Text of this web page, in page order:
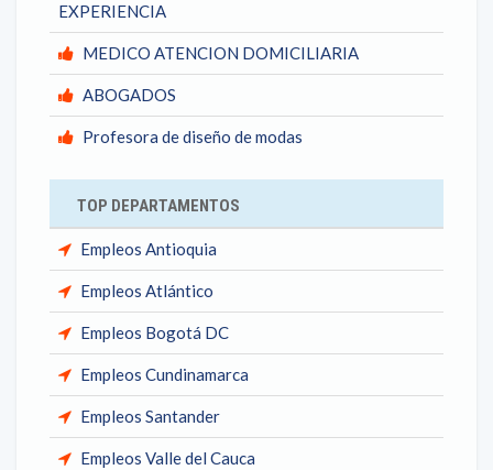
EXPERIENCIA
MEDICO ATENCION DOMICILIARIA
ABOGADOS
Profesora de diseño de modas
TOP DEPARTAMENTOS
Empleos Antioquia
Empleos Atlántico
Empleos Bogotá DC
Empleos Cundinamarca
Empleos Santander
Empleos Valle del Cauca